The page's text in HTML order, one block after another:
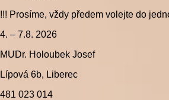
!!! Prosíme, vždy předem volejte do
4. – 7.8. 2026
MUDr. Holoubek Josef
Lípová 6b, Liberec
481 023 014